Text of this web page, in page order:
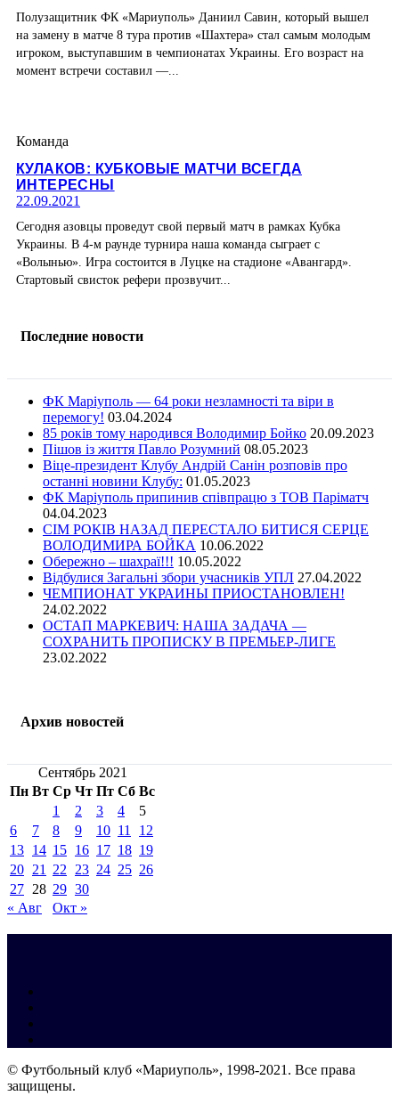
Полузащитник ФК «Мариуполь» Даниил Савин, который вышел
на замену в матче 8 тура против «Шахтера» стал самым молодым
игроком, выступавшим в чемпионатах Украины. Его возраст на
момент встречи составил —...
Команда
КУЛАКОВ: КУБКОВЫЕ МАТЧИ ВСЕГДА
ИНТЕРЕСНЫ
22.09.2021
Сегодня азовцы проведут свой первый матч в рамках Кубка
Украины. В 4-м раунде турнира наша команда сыграет с
«Волынью». Игра состоится в Луцке на стадионе «Авангард».
Стартовый свисток рефери прозвучит...
Последние новости
ФК Маріуполь — 64 роки незламності та віри в
перемогу! 03.04.2024
85 років тому народився Володимир Бойко 20.09.2023
Пішов із життя Павло Розумний 08.05.2023
Віце-президент Клубу Андрій Санін розповів про
останні новини Клубу: 01.05.2023
ФК Маріуполь припинив співпрацю з ТОВ Паріматч
04.04.2023
СІМ РОКІВ НАЗАД ПЕРЕСТАЛО БИТИСЯ СЕРЦЕ
ВОЛОДИМИРА БОЙКА 10.06.2022
Обережно – шахраї!!! 10.05.2022
Відбулися Загальні збори учасників УПЛ 27.04.2022
ЧЕМПИОНАТ УКРАИНЫ ПРИОСТАНОВЛЕН!
24.02.2022
ОСТАП МАРКЕВИЧ: НАША ЗАДАЧА —
СОХРАНИТЬ ПРОПИСКУ В ПРЕМЬЕР-ЛИГЕ
23.02.2022
Архив новостей
Сентябрь 2021
Пн Вт Ср Чт Пт Сб Вс
1
2 3 4
5
6
7 8 9 10 11
12
13 14 15 16 17 18 19
20 21 22 23 24 25 26
27 28 29 30
« Авг
Окт »
© Футбольный клуб «Мариуполь», 1998-2021. Все права
защищены.